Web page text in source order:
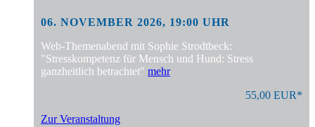
06. NOVEMBER 2026, 19:00 UHR
Web-Themenabend mit Sophie Strodtbeck:
"Stresskompetenz für Mensch und Hund: Stress
ganzheitlich betrachtet" mehr
55,00 EUR*
Zur Veranstaltung